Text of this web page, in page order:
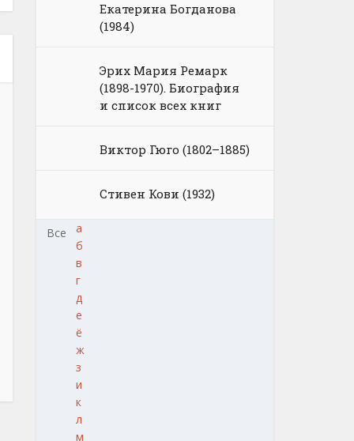
Екатерина Богданова
(1984)
Эрих Мария Ремарк
(1898-1970). Биография
и список всех книг
Виктор Гюго (1802–1885)
Стивен Кови (1932)
Все
а
б
в
г
д
е
ё
ж
з
и
к
л
м